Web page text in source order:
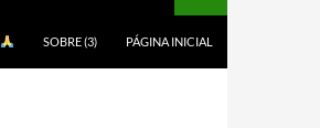
SOBRE (3) PÁGINA INICIAL